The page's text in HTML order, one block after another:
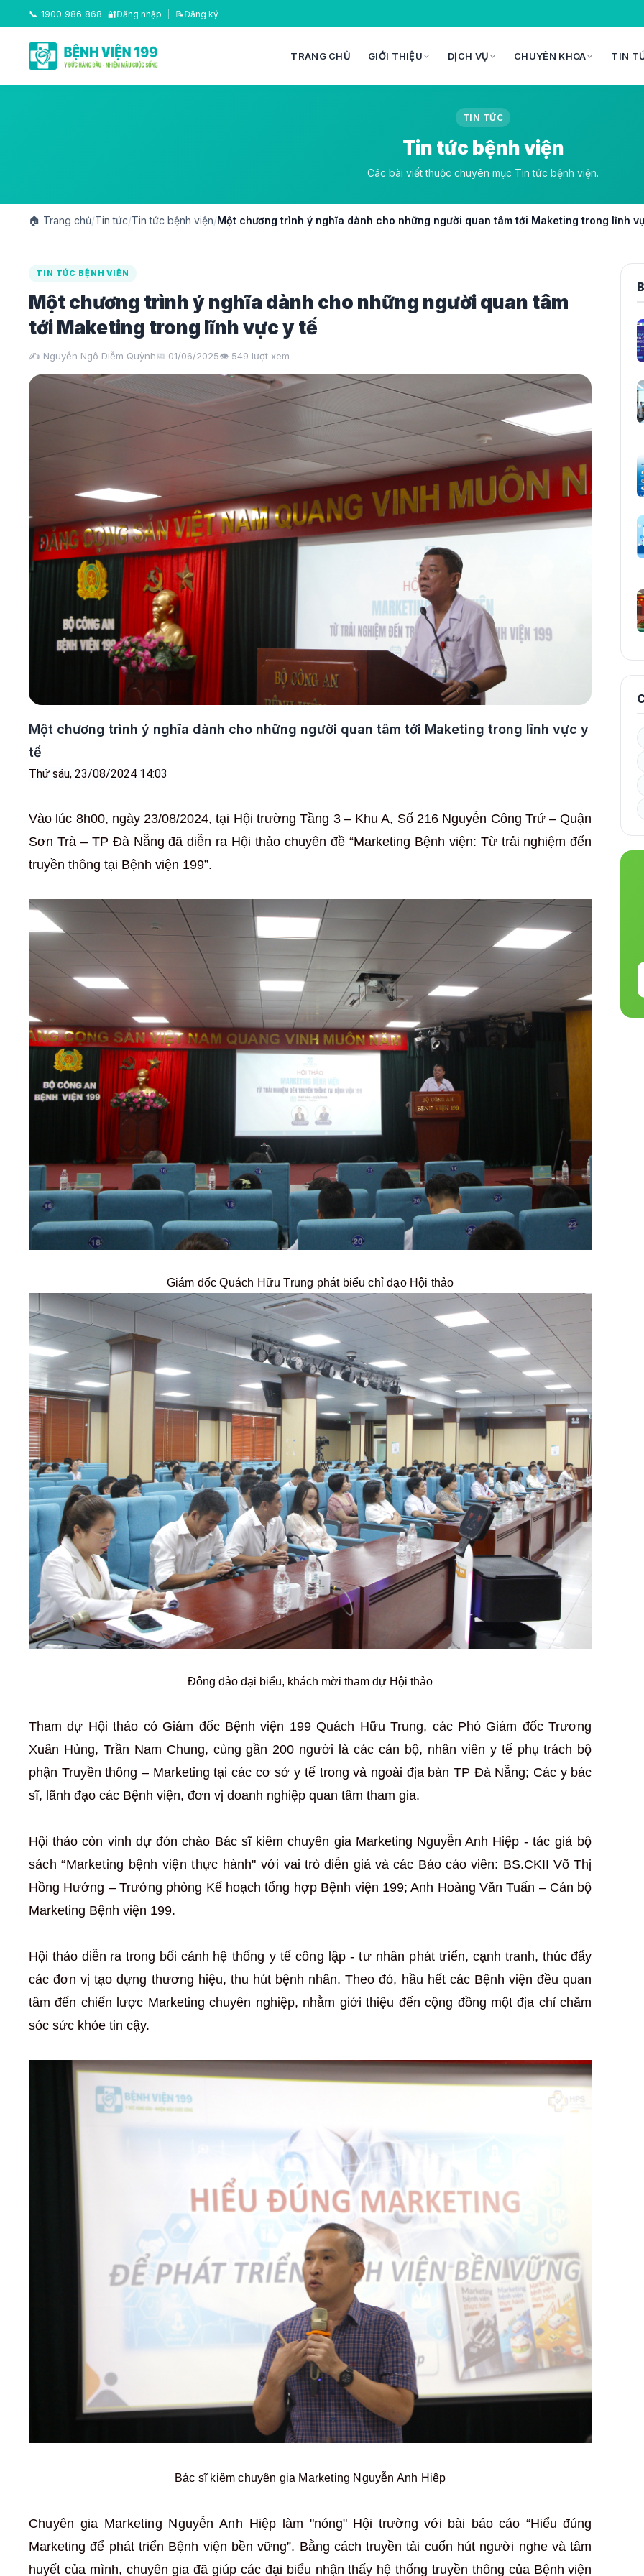
📞 1900 986 868 🔐Đăng nhập 📝Đăng ký
TRANG CHỦ GIỚI THIỆU DỊCH VỤ CHUYÊN KHOA TIN
TIN TỨC
Tin tức bệnh viện
Các bài viết thuộc chuyên mục Tin tức bệnh viện.
🏠 Trang chủ/Tin tức/Tin tức bệnh viện/Một chương trình ý nghĩa dành cho những người quan tâm tới Maketing trong lĩnh
TIN TỨC BỆNH VIỆN
Một chương trình ý nghĩa dành cho những người quan tâm
tới Maketing trong lĩnh vực y tế
✍️ Nguyễn Ngô Diễm Quỳnh📅 01/06/2025👁️ 549 lượt xem
Một chương trình ý nghĩa dành cho những người quan tâm tới Maketing trong lĩnh vực y
tế
Thứ sáu, 23/08/2024 14:03
Vào lúc 8h00, ngày 23/08/2024, tại Hội trường Tầng 3 – Khu A, Số 216 Nguyễn Công Trứ – Quận
Sơn Trà – TP Đà Nẵng đã diễn ra Hội thảo chuyên đề “Marketing Bệnh viện: Từ trải nghiệm đến
truyền thông tại Bệnh viện 199”.
Giám đốc Quách Hữu Trung phát biểu chỉ đạo Hội thảo
Đông đảo đại biểu, khách mời tham dự Hội thảo
Tham dự Hội thảo có Giám đốc Bệnh viện 199 Quách Hữu Trung, các Phó Giám đốc Trương
Xuân Hùng, Trần Nam Chung, cùng gần 200 người là các cán bộ, nhân viên y tế phụ trách bộ
phận Truyền thông – Marketing tại các cơ sở y tế trong và ngoài địa bàn TP Đà Nẵng; Các y bác
sĩ, lãnh đạo các Bệnh viện, đơn vị doanh nghiệp quan tâm tham gia.
Hội thảo còn vinh dự đón chào Bác sĩ kiêm chuyên gia Marketing Nguyễn Anh Hiệp - tác giả bộ
sách “Marketing bệnh viện thực hành"với vai trò diễn giả và các Báo cáo viên: BS.CKII Võ Thị
Hồng Hướng – Trưởng phòng Kế hoạch tổng hợp Bệnh viện 199; Anh Hoàng Văn Tuấn – Cán bộ
Marketing Bệnh viện 199.
Hội thảo diễn ra trong bối cảnh hệ thống y tế công lập - tư nhân phát triển, cạnh tranh, thúc đẩy
các đơn vị tạo dựng thương hiệu, thu hút bệnh nhân. Theo đó, hầu hết các Bệnh viện đều quan
tâm đến chiến lược Marketing chuyên nghiệp, nhằm giới thiệu đến cộng đồng một địa chỉ chăm
sóc sức khỏe tin cậy.
Bác sĩ kiêm chuyên gia Marketing Nguyễn Anh Hiệp
Chuyên gia Marketing Nguyễn Anh Hiệp làm "nóng" Hội trường với bài báo cáo “Hiểu đúng
Marketing để phát triển Bệnh viện bền vững”. Bằng cách truyền tải cuốn hút người nghe và tâm
huyết của mình, chuyên gia đã giúp các đại biểu nhận thấy hệ thống truyền thông của Bệnh viện